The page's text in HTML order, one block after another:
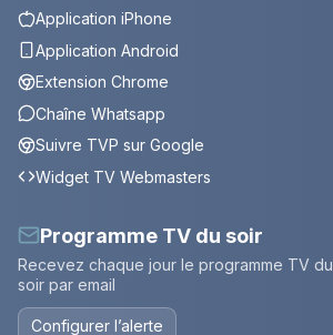
Application iPhone
Application Android
Extension Chrome
Chaîne Whatsapp
Suivre TVP sur Google
Widget TV Webmasters
Programme TV du soir
Recevez chaque jour le programme TV du
soir par email
Configurer l’alerte